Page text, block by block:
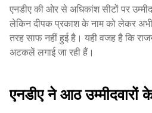
एनडीए की ओर से अधिकांश सीटों पर
लेकिन दीपक प्रकाश के नाम को लेकर अभी
तरह साफ नहीं हुई है। यही वजह है कि
अटकलें लगाई जा रही हैं।
एनडीए ने आठ उम्मीदवारों